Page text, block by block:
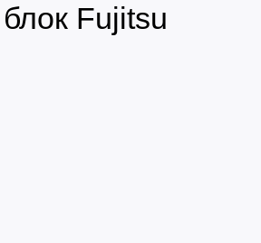
Fujitsu